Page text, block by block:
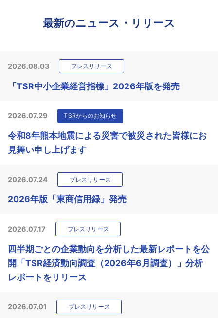
最新のニュース・リリース
2026.08.03 プレスリリース
「TSR中小企業経営指標」2026年版を発売
2026.07.29 TSRからのお知らせ
令和8年熊本地震による災害で被災された皆様にお
見舞い申し上げます
2026.07.24 プレスリリース
2026年版「東商信用録」発売
2026.07.17 プレスリリース
四半期ごとの企業動向を分析した最新レポートを公
開「TSR経済動向調査（2026年6月調査）」分析
レポートをリリース
2026.07.01 プレスリリース